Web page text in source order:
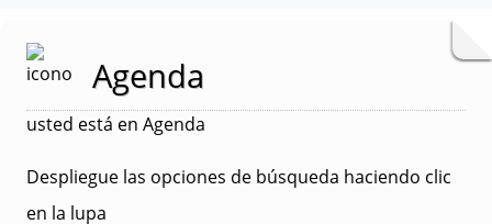
Agenda
usted está en Agenda
Despliegue las opciones de búsqueda haciendo clic
en la lupa